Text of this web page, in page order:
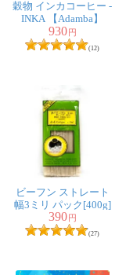
穀物 インカコーヒー -
INKA 【Adamba】
930円
(12)
ビーフン ストレート
幅3ミリ パック[400g]
390 円
(27)